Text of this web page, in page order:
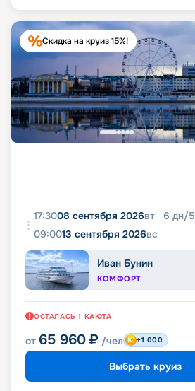
Скидка на круиз 15%!
17:3008 сентября 2026вт 6 дн/5
09:0013 сентября 2026вс
Иван Бунин
КОМФОРТ
ОСТАЛАСЬ 1 КАЮТА
от 65 960 ₽ /чел +1 000
Выбрать круиз